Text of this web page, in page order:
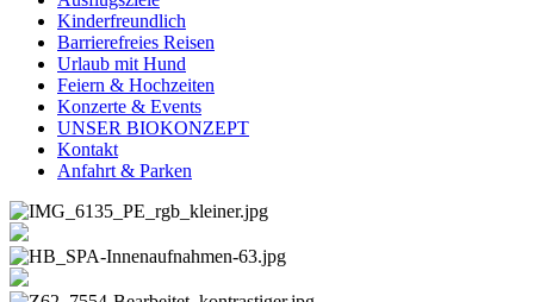
Kinderfreundlich
Barrierefreies Reisen
Urlaub mit Hund
Feiern & Hochzeiten
Konzerte & Events
UNSER BIOKONZEPT
Kontakt
Anfahrt & Parken